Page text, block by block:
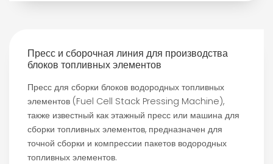
Пресс и сборочная линия для производства
блоков топливных элементов
Пресс для сборки блоков водородных топливных
элементов (Fuel Cell Stack Pressing Machine),
также известный как этажный пресс или машина для
сборки топливных элементов, предназначен для
точной сборки и компрессии пакетов водородных
топливных элементов.